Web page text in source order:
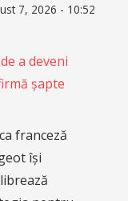
7, 2026 - 10:52
a deveni
șapte
franceză
își